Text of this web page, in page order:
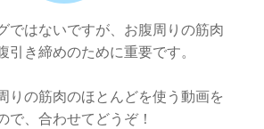
ではないですが、お腹周りの筋肉
引き締めのために重要です。
りの筋肉のほとんどを使う動画を
で、合わせてどうぞ！